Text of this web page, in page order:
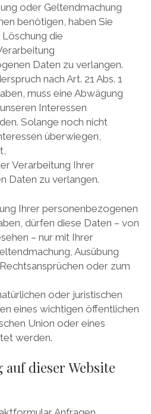
oder Geltendmachung
benötigen, haben Sie
die
Daten zu verlangen.
nach Art. 21 Abs. 1
muss eine Abwägung
Interessen
Solange noch nicht
überwiegen,
Verarbeitung Ihrer
Daten zu verlangen.
Ihrer personenbezogenen
dürfen diese Daten – von
– nur mit Ihrer
Ausübung
oder zum
oder juristischen
eines wichtigen öffentlichen
Union oder eines
werden.
auf dieser Website